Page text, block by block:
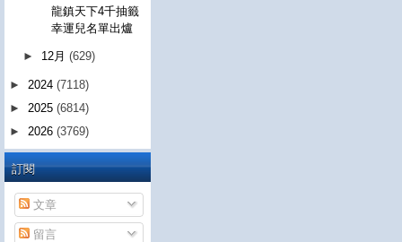
龍鎮天下4千抽籤
幸運兒名單出爐
► 12月(629)
► 2024 (7118)
► 2025 (6814)
► 2026 (3769)
訂閱
文章
留言